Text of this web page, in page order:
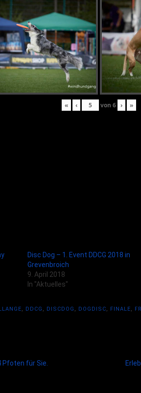
« ‹ von6 › »
Disc Dog – 1. Event DDCG 2018 in
Grevenbroich
9. April 2018
In "Aktuelles"
, DDCG , DISCDOG , DOGDISC, FINALE,
Pfoten für Sie.